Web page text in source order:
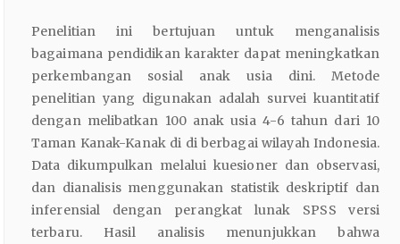
Penelitian ini bertujuan untuk menganalisis
bagaimana pendidikan karakter dapat meningkatkan
perkembangan sosial anak usia dini. Metode
penelitian yang digunakan adalah survei kuantitatif
dengan melibatkan 100 anak usia 4-6 tahun dari 10
Taman Kanak-Kanak di di berbagai wilayah Indonesia.
Data dikumpulkan melalui kuesioner dan observasi,
dan dianalisis menggunakan statistik deskriptif dan
inferensial dengan perangkat lunak SPSS versi
terbaru. Hasil analisis menunjukkan bahwa